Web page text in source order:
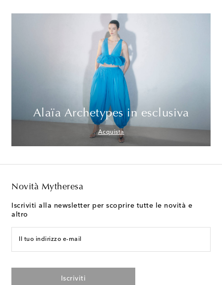
Alaïa Archetypes in esclusiva
Acquista
Novità Mytheresa
Iscriviti alla newsletter per scoprire tutte le novità e
altro
Il tuo indirizzo e-mail
Iscriviti